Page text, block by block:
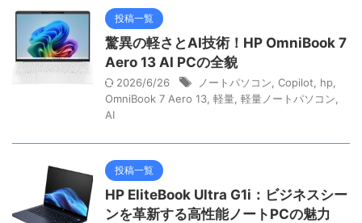
投稿一覧
驚異の軽さとAI技術！HP OmniBook 7
Aero 13 AI PCの全貌
2026/6/26 ノートパソコン Copilot hp
OmniBook 7 Aero 13 軽量 軽量ノートパソコン
AI
投稿一覧
HP EliteBook Ultra G1i：ビジネスシー
ンを革新する高性能ノートPCの魅力